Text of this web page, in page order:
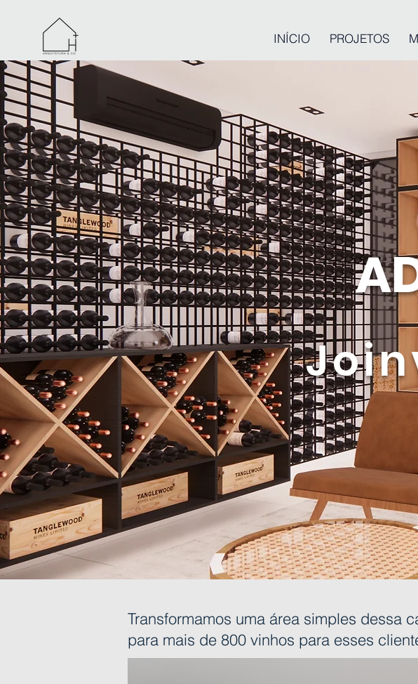
INÍCIO PROJETOS
Transformamos uma área simples dessa
para mais de 800 vinhos para esses